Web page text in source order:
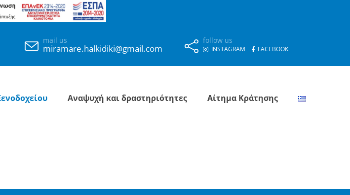
mail us
miramare.halkidiki@gmail.com
follow us
INSTAGRAM FACEBOOK
Αναψυχή και δραστηριότητες Αίτημα Κράτησης